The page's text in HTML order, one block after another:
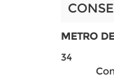
METRO
34